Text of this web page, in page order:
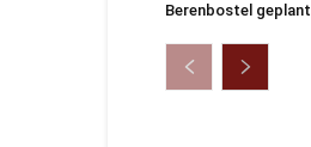
Berenbostel geplant